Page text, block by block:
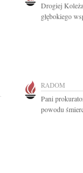
Drogiej
głębokiego
RADOM
Pani
powodu